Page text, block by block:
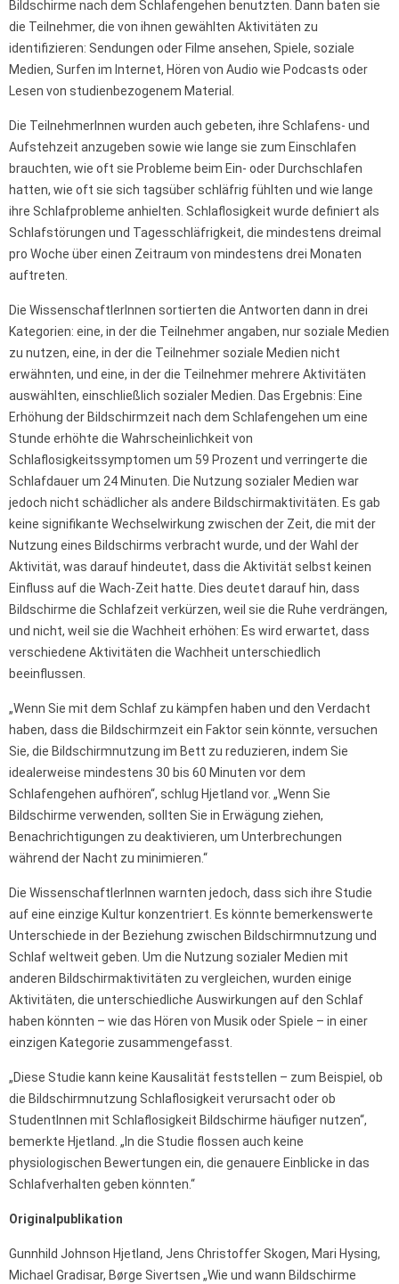
Bildschirme nach dem Schlafengehen benutzten. Dann baten sie
die Teilnehmer, die von ihnen gewählten Aktivitäten zu
identifizieren: Sendungen oder Filme ansehen, Spiele, soziale
Medien, Surfen im Internet, Hören von Audio wie Podcasts oder
Lesen von studienbezogenem Material.
Die TeilnehmerInnen wurden auch gebeten, ihre Schlafens- und
Aufstehzeit anzugeben sowie wie lange sie zum Einschlafen
brauchten, wie oft sie Probleme beim Ein- oder Durchschlafen
hatten, wie oft sie sich tagsüber schläfrig fühlten und wie lange
ihre Schlafprobleme anhielten. Schlaflosigkeit wurde definiert als
Schlafstörungen und Tagesschläfrigkeit, die mindestens dreimal
pro Woche über einen Zeitraum von mindestens drei Monaten
auftreten.
Die WissenschaftlerInnen sortierten die Antworten dann in drei
Kategorien: eine, in der die Teilnehmer angaben, nur soziale Medien
zu nutzen, eine, in der die Teilnehmer soziale Medien nicht
erwähnten, und eine, in der die Teilnehmer mehrere Aktivitäten
auswählten, einschließlich sozialer Medien. Das Ergebnis: Eine
Erhöhung der Bildschirmzeit nach dem Schlafengehen um eine
Stunde erhöhte die Wahrscheinlichkeit von
Schlaflosigkeitssymptomen um 59 Prozent und verringerte die
Schlafdauer um 24 Minuten. Die Nutzung sozialer Medien war
jedoch nicht schädlicher als andere Bildschirmaktivitäten. Es gab
keine signifikante Wechselwirkung zwischen der Zeit, die mit der
Nutzung eines Bildschirms verbracht wurde, und der Wahl der
Aktivität, was darauf hindeutet, dass die Aktivität selbst keinen
Einfluss auf die Wach-Zeit hatte. Dies deutet darauf hin, dass
Bildschirme die Schlafzeit verkürzen, weil sie die Ruhe verdrängen,
und nicht, weil sie die Wachheit erhöhen: Es wird erwartet, dass
verschiedene Aktivitäten die Wachheit unterschiedlich
beeinflussen.
„Wenn Sie mit dem Schlaf zu kämpfen haben und den Verdacht
haben, dass die Bildschirmzeit ein Faktor sein könnte, versuchen
Sie, die Bildschirmnutzung im Bett zu reduzieren, indem Sie
idealerweise mindestens 30 bis 60 Minuten vor dem
Schlafengehen aufhören“, schlug Hjetland vor. „Wenn Sie
Bildschirme verwenden, sollten Sie in Erwägung ziehen,
Benachrichtigungen zu deaktivieren, um Unterbrechungen
während der Nacht zu minimieren.“
Die WissenschaftlerInnen warnten jedoch, dass sich ihre Studie
auf eine einzige Kultur konzentriert. Es könnte bemerkenswerte
Unterschiede in der Beziehung zwischen Bildschirmnutzung und
Schlaf weltweit geben. Um die Nutzung sozialer Medien mit
anderen Bildschirmaktivitäten zu vergleichen, wurden einige
Aktivitäten, die unterschiedliche Auswirkungen auf den Schlaf
haben könnten – wie das Hören von Musik oder Spiele – in einer
einzigen Kategorie zusammengefasst.
„Diese Studie kann keine Kausalität feststellen – zum Beispiel, ob
die Bildschirmnutzung Schlaflosigkeit verursacht oder ob
StudentInnen mit Schlaflosigkeit Bildschirme häufiger nutzen“,
bemerkte Hjetland. „In die Studie flossen auch keine
physiologischen Bewertungen ein, die genauere Einblicke in das
Schlafverhalten geben könnten.“
Originalpublikation
Gunnhild Johnson Hjetland, Jens Christoffer Skogen, Mari Hysing,
Michael Gradisar, Børge Sivertsen „Wie und wann Bildschirme